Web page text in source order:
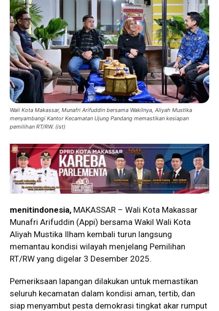
Wali Kota Makassar, Munafri Arifuddin bersama Wakilnya, Aliyah Mustika
menyambangi Kantor Kecamatan Ujung Pandang memastikan kesiapan
pemilihan RT/RW. (ist)
menitindonesia, MAKASSAR – Wali Kota Makassar
Munafri Arifuddin (Appi) bersama Wakil Wali Kota
Aliyah Mustika Ilham kembali turun langsung
memantau kondisi wilayah menjelang Pemilihan
RT/RW yang digelar 3 Desember 2025.
Pemeriksaan lapangan dilakukan untuk memastikan
seluruh kecamatan dalam kondisi aman, tertib, dan
siap menyambut pesta demokrasi tingkat akar rumput